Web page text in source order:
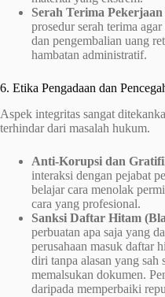
Serah Terima
prosedur serah terima
dan pengembalian uang
hambatan administratif.
6. Etika Pengadaan dan
Aspek integritas sangat
terhindar dari masalah hukum.
Anti-Korupsi dan
interaksi dengan pejabat
belajar cara menolak
cara yang profesional.
Sanksi Daftar Hitam
perbuatan apa saja yang
perusahaan masuk daftar
diri tanpa alasan yang sah
memalsukan dokumen.
daripada memperbaiki